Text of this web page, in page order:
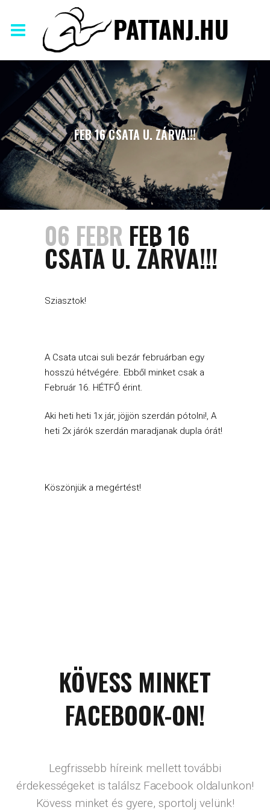
FEB 16 CSATA U. ZÁRVA!!!
06 FEBR FEB 16
CSATA U. ZÁRVA!!!
Sziasztok!
A Csata utcai suli bezár februárban egy
hosszú hétvégére. Ebből minket csak a
Február 16. HÉTFŐ érint.
Aki heti heti 1x jár, jöjjön szerdán pótolni!, A
heti 2x járók szerdán maradjanak dupla órát!
Köszönjük a megértést!
KÖVESS MINKET
FACEBOOK-ON!
Legfrissebb híreink mellett további
érdekességeket is találsz Facebook oldalunkon!
Kövess minket és gyere, sportolj velünk!